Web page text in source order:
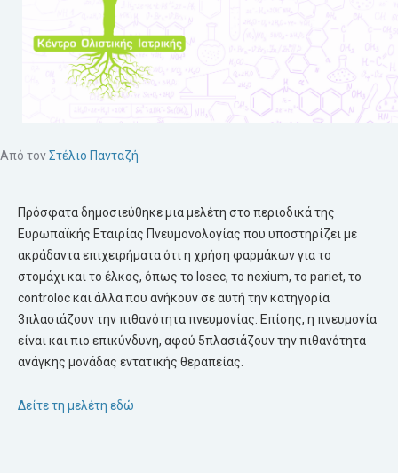
Από τονΣτέλιο Πανταζή
Πρόσφατα δημοσιεύθηκε μια μελέτη στο περιοδικά της
Ευρωπαϊκής Εταιρίας Πνευμονολογίας που υποστηρίζει με
ακράδαντα επιχειρήματα ότι η χρήση φαρμάκων για το
στομάχι και το έλκος, όπως το losec, το nexium, το pariet, το
controloc και άλλα που ανήκουν σε αυτή την κατηγορία
3πλασιάζουν την πιθανότητα πνευμονίας. Επίσης, η πνευμονία
είναι και πιο επικύνδυνη, αφού 5πλασιάζουν την πιθανότητα
ανάγκης μονάδας εντατικής θεραπείας.
Δείτε τη μελέτη εδώ